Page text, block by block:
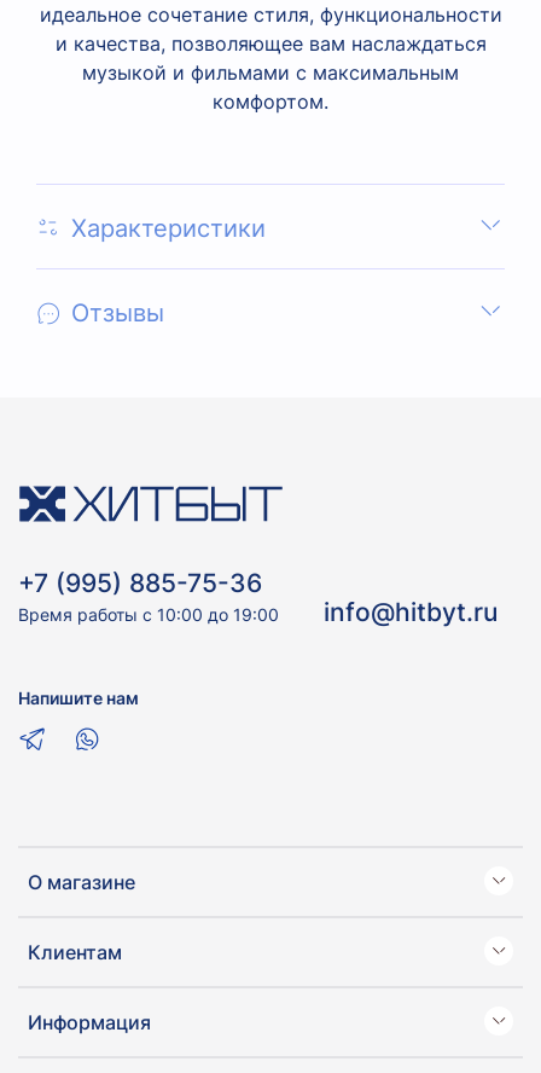
идеальное сочетание стиля, функциональности
и качества, позволяющее вам наслаждаться
музыкой и фильмами с максимальным
комфортом.
Характеристики
Отзывы
О магазине
Клиентам
Информация
+7 (995) 885-75-36
Время работы с 10:00 до 19:00 info@hitbyt.ru
Напишите нам